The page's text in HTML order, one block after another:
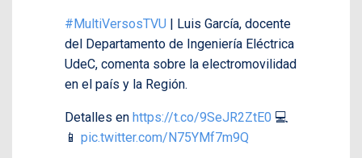
#MultiVersosTVU | Luis García, docente
del Departamento de Ingeniería Eléctrica
UdeC, comenta sobre la electromovilidad
en el país y la Región.
Detalles en https://t.co/9SeJR2ZtE0 💻
📱 pic.twitter.com/N75YMf7m9Q